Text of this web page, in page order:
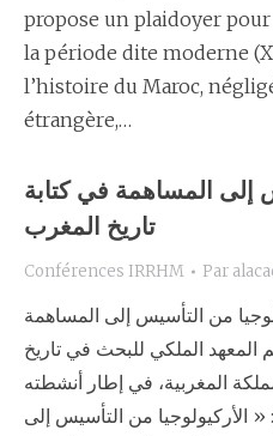
propose un plaidoyer
la période dite moderne
l’histoire du Maroc,
étrangère,…
إلى المساهمة في كتابة
تاريخ المغرب
Conférences IRRHM Par
من التأسيس إلى المساهمة
المعهد الملكي للبحث في تاريخ
المغربية، في إطار أنشطته
من التأسيس إلى